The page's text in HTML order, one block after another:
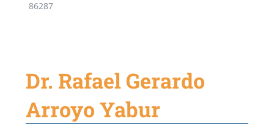
86287
Dr. Rafael Gerardo
Arroyo Yabur